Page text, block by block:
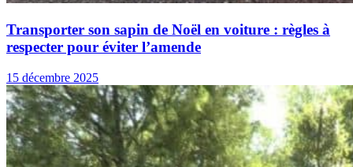
Transporter son sapin de Noël en voiture : règles à
respecter pour éviter l’amende
15 décembre 2025